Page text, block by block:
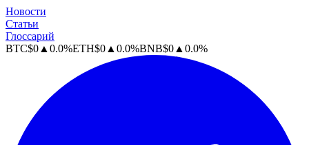
Новости
Статьи
Глоссарий
BTC$0 ▲ 0.0%ETH$0 ▲ 0.0%BNB$0 ▲ 0.0%